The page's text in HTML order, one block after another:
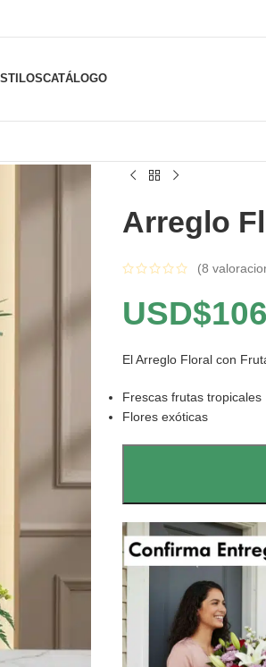
CATÁLOGO
Arreglo
(8
USD$
El Arreglo Floral con
Frescas frutas tropicales
Flores exóticas